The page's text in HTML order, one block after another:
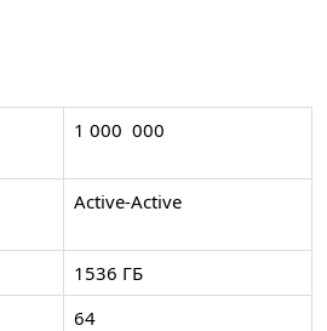
1 000 000
Active-Active
1536 ГБ
64